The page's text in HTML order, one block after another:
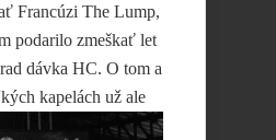
Francúzi The Lump,
podarilo zmeškať let
dávka HC. O tom a
kapelách už ale